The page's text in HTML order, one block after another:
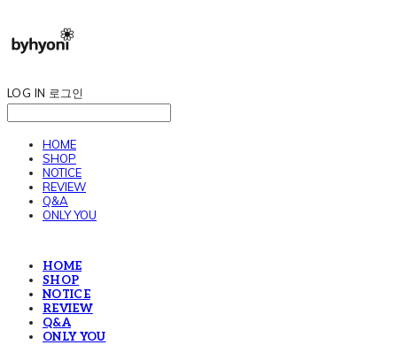
LOG IN 로그인
HOME
SHOP
NOTICE
REVIEW
Q&A
ONLY YOU
HOME
SHOP
NOTICE
REVIEW
Q&A
ONLY YOU